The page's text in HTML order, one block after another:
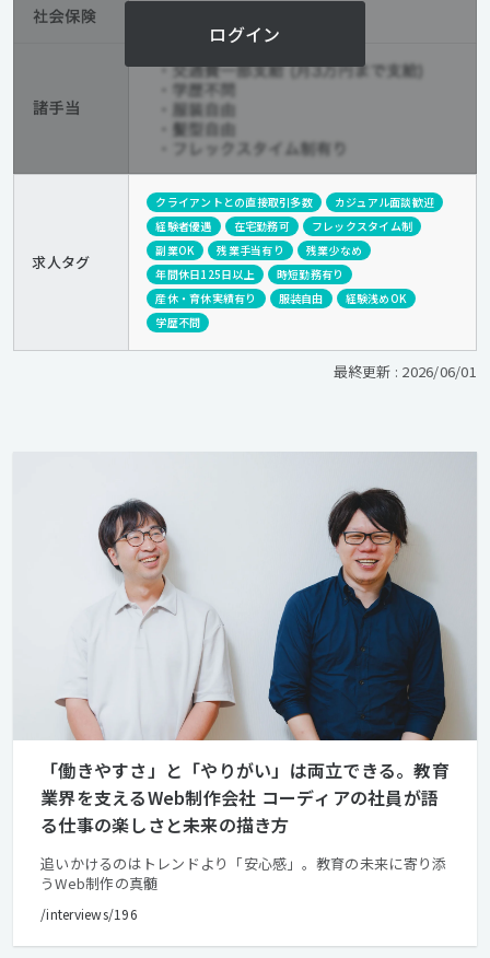
ログイン
求人タグ
クライアントとの直接取引多数
カジュアル面談歓迎
経験者優遇
在宅勤務可
フレックスタイム制
副業OK
残業手当有り
残業少なめ
年間休日125日以上
時短勤務有り
産休・育休実績有り
服装自由
経験浅めOK
学歴不問
最終更新 : 2026/06/01
「働きやすさ」と「やりがい」は両立できる。教育
業界を支えるWeb制作会社 コーディアの社員が語
る仕事の楽しさと未来の描き方
追いかけるのはトレンドより「安心感」。教育の未来に寄り添
うWeb制作の真髄
/interviews/196